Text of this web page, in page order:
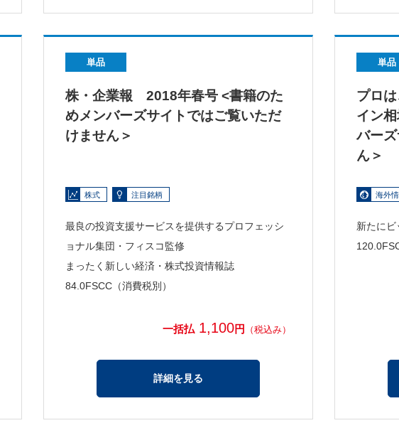
単品
株・企業報 2018年春号 <書籍のた
めメンバーズサイトではご覧いただ
けません＞
株式 注目銘柄
最良の投資支援サービスを提供するプロフェッシ
ョナル集団・フィスコ監修
まったく新しい経済・株式投資情報誌
84.0FSCC（消費税別）
一括払 1,100円 （税込み）
詳細を見る
単品
プロ
イン
バー
ん＞
海外
新たにビ